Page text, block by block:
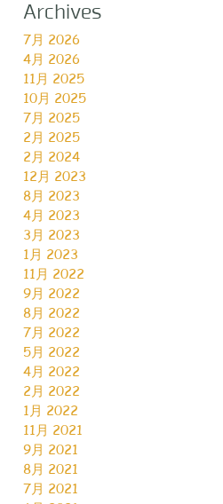
Archives
7月 2026
4月 2026
11月 2025
10月 2025
7月 2025
2月 2025
2月 2024
12月 2023
8月 2023
4月 2023
3月 2023
1月 2023
11月 2022
9月 2022
8月 2022
7月 2022
5月 2022
4月 2022
2月 2022
1月 2022
11月 2021
9月 2021
8月 2021
7月 2021